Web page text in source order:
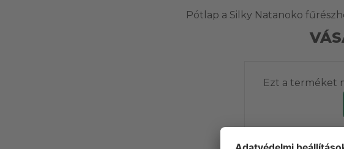
Pótlap a Silky Natanoko
Ezt a terméket